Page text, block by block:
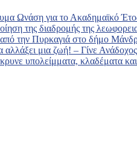
Ωνάση για το Ακαδημαϊκό
της διαδρομής της
την Πυρκαγιά στο δήμο
αλλάξει μια ζωή! – Γίνε
υπολείμματα, κλαδέματα